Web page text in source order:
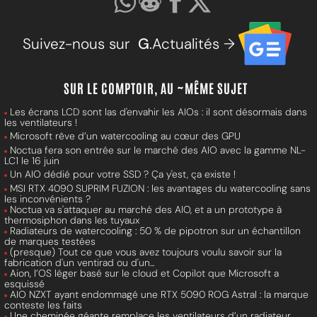
Suivez-nous sur G.Actualités →
SUR LE COMPTOIR, AU ~MÊME SUJET
Les écrans LCD sont las d'envahir les AIOs : il sont désormais dans
les ventilateurs !
Microsoft rêve d’un watercooling au cœur des GPU
Noctua fera son entrée sur le marché des AIO avec la gamme NL-
LC1 le 16 juin
Un AIO dédié pour votre SSD ? Ça y'est, ça existe !
MSI RTX 4090 SUPRIM FUZION : les avantages du watercooling sans
les inconvénients ?
Noctua va s'attaquer au marché des AIO, et a un prototype à
thermosiphon dans les tuyaux
Radiateurs de watercooling : 50 % de pipotron sur un échantillon
de marques testées
(presque) Tout ce que vous avez toujours voulu savoir sur la
fabrication d'un ventirad ou d'un...
Aion, l’OS léger basé sur le cloud et Copilot que Microsoft a
esquissé
AIO NZXT ayant endommagé une RTX 5090 ROG Astral : la marque
conteste les faits